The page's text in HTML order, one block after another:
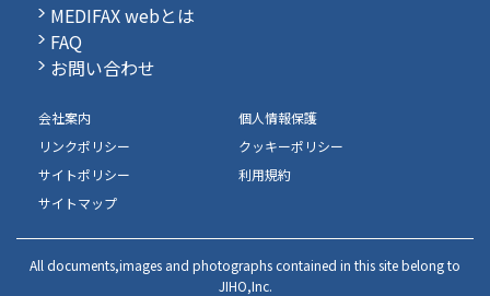
MEDIFAX webとは
FAQ
お問い合わせ
会社案内
個人情報保護
リンクポリシー
クッキーポリシー
サイトポリシー
利用規約
サイトマップ
All documents,images and photographs contained in this site belong to
JIHO,Inc.